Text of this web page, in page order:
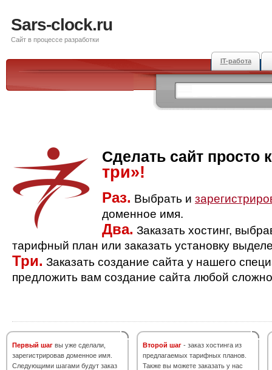
Sars-clock.ru
Сайт в процессе разработки
IT-работа
Сделать сайт просто
три»!
Раз. Выбрать и
доменное имя.
Два. Заказать хостинг,
тарифный план или заказать установку
Три. Заказать создание сайта у нашего
предложить вам создание сайта любой
Первый шаг вы уже сделали,
зарегистрировав доменное имя.
Следующими шагами будут заказ
Второй шаг - заказ хостинга из
предлагаемых тарифных планов.
Также вы можете заказать у нас